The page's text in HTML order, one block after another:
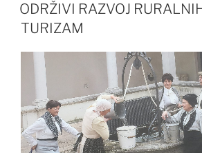
ODRŽIVI RAZVOJ
TURIZAM